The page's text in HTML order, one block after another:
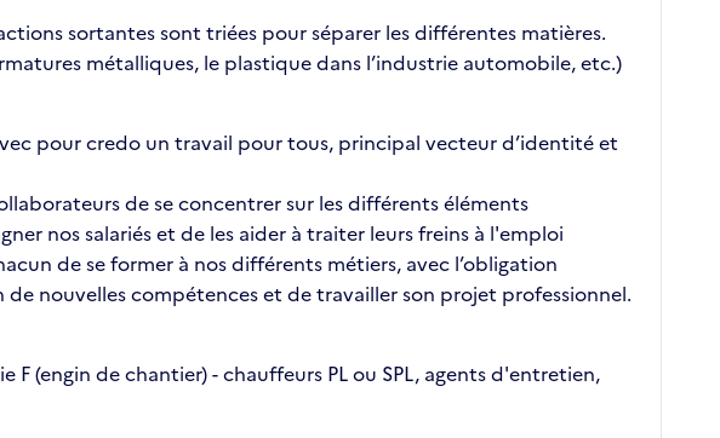
sortantes sont triées pour séparer les différentes matières.
métalliques, le plastique dans l’industrie automobile, etc.)
pour credo un travail pour tous, principal vecteur d’identité et
de se concentrer sur les différents éléments
nos salariés et de les aider à traiter leurs freins à l'emploi
de se former à nos différents métiers, avec l’obligation
nouvelles compétences et de travailler son projet professionnel.
(engin de chantier) - chauffeurs PL ou SPL, agents d'entretien,